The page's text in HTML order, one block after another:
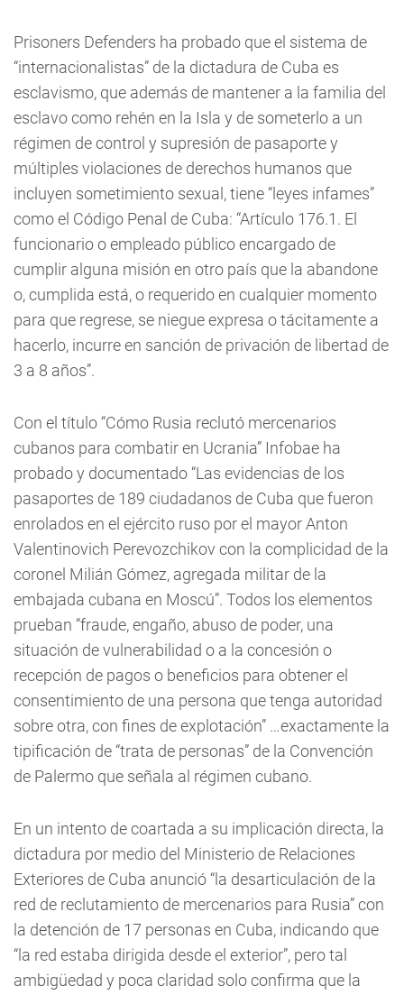
Prisoners Defenders ha probado que el sistema de
“internacionalistas” de la dictadura de Cuba es
esclavismo, que además de mantener a la familia del
esclavo como rehén en la Isla y de someterlo a un
régimen de control y supresión de pasaporte y
múltiples violaciones de derechos humanos que
incluyen sometimiento sexual, tiene “leyes infames”
como el Código Penal de Cuba: “Artículo 176.1. El
funcionario o empleado público encargado de
cumplir alguna misión en otro país que la abandone
o, cumplida está, o requerido en cualquier momento
para que regrese, se niegue expresa o tácitamente a
hacerlo, incurre en sanción de privación de libertad de
3 a 8 años”.
Con el título “Cómo Rusia reclutó mercenarios
cubanos para combatir en Ucrania” Infobae ha
probado y documentado “Las evidencias de los
pasaportes de 189 ciudadanos de Cuba que fueron
enrolados en el ejército ruso por el mayor Anton
Valentinovich Perevozchikov con la complicidad de la
coronel Milián Gómez, agregada militar de la
embajada cubana en Moscú”. Todos los elementos
prueban “fraude, engaño, abuso de poder, una
situación de vulnerabilidad o a la concesión o
recepción de pagos o beneficios para obtener el
consentimiento de una persona que tenga autoridad
sobre otra, con fines de explotación” …exactamente la
tipificación de “trata de personas” de la Convención
de Palermo que señala al régimen cubano.
En un intento de coartada a su implicación directa, la
dictadura por medio del Ministerio de Relaciones
Exteriores de Cuba anunció “la desarticulación de la
red de reclutamiento de mercenarios para Rusia” con
la detención de 17 personas en Cuba, indicando que
“la red estaba dirigida desde el exterior”, pero tal
ambigüedad y poca claridad solo confirma que la